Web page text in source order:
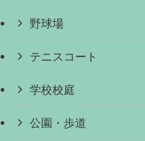
野球場
テニスコート
学校校庭
公園・歩道